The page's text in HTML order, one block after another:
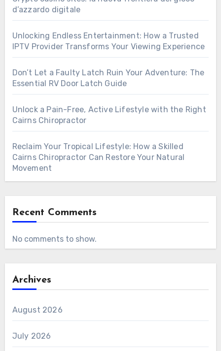
d’azzardo digitale
Unlocking Endless Entertainment: How a Trusted
IPTV Provider Transforms Your Viewing Experience
Don’t Let a Faulty Latch Ruin Your Adventure: The
Essential RV Door Latch Guide
Unlock a Pain-Free, Active Lifestyle with the Right
Cairns Chiropractor
Reclaim Your Tropical Lifestyle: How a Skilled
Cairns Chiropractor Can Restore Your Natural
Movement
Recent Comments
No comments to show.
Archives
August 2026
July 2026